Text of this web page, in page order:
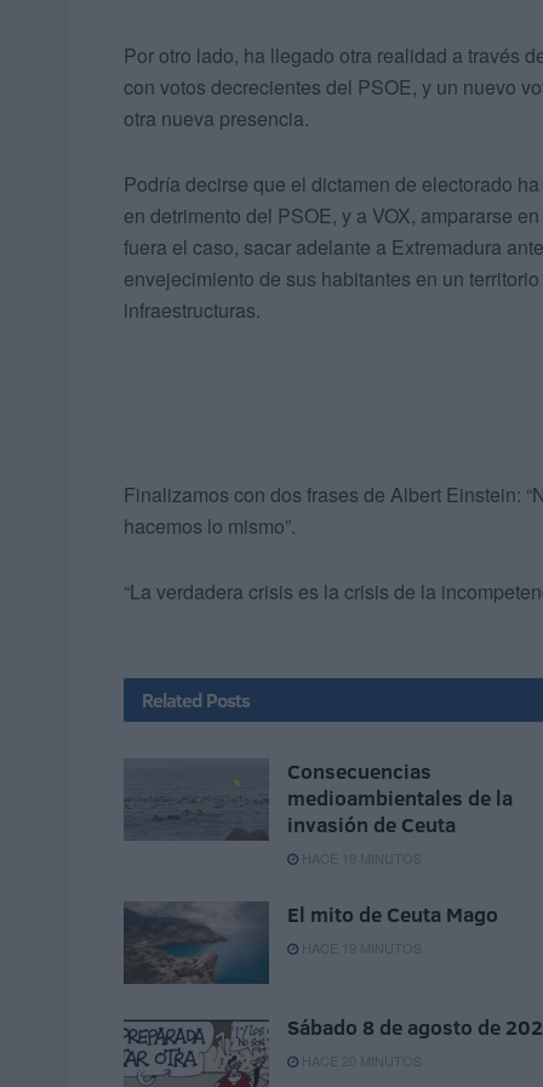
Por otro lado, ha llegado otra realidad a través
con votos decrecientes del PSOE, y un nuevo
otra nueva presencia.
Podría decirse que el dictamen de electorado
en detrimento del PSOE, y a VOX, ampararse
fuera el caso, sacar adelante a Extremadura
envejecimiento de sus habitantes en un
infraestructuras.
Finalizamos con dos frases de Albert Einstein:
hacemos lo mismo”.
“La verdadera crisis es la crisis de la
Related Posts
Consecuencias
medioambientales de la
invasión de Ceuta
HACE 19 MINUTOS
El mito de Ceuta Mago
HACE 19 MINUTOS
Sábado 8 de agosto de
HACE 20 MINUTOS